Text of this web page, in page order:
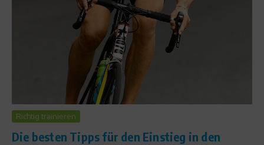
Richtig trainieren
Die besten Tipps für den Einstieg in den